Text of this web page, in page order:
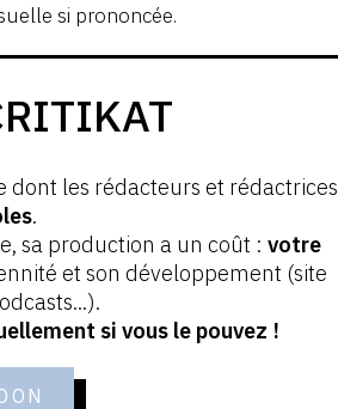
si prononcée.
dont les rédacteurs et rédactrices
.
sa production a un coût : votre
et son développement (site
si vous le pouvez !